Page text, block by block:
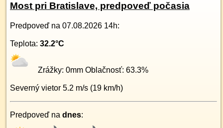
Most pri Bratislave, predpoveď počasia
Predpoveď na 07.08.2026 14h:
Teplota: 32.2°C
Zrážky: 0mm Oblačnosť: 63.3%
Severný vietor 5.2 m/s (19 km/h)
Predpoveď na dnes: